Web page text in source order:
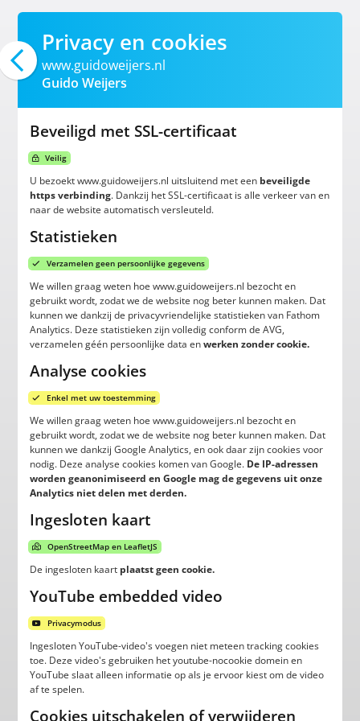
Privacy en cookies
www.guidoweijers.nl
Guido Weijers
Beveiligd met SSL-certificaat
Veilig
U bezoekt www.guidoweijers.nl uitsluitend met een beveiligde
https verbinding. Dankzij het SSL-certificaat is alle verkeer van en
naar de website automatisch versleuteld.
Statistieken
Verzamelen geen persoonlijke gegevens
We willen graag weten hoe www.guidoweijers.nl bezocht en
gebruikt wordt, zodat we de website nog beter kunnen maken. Dat
kunnen we dankzij de privacyvriendelijke statistieken van Fathom
Analytics. Deze statistieken zijn volledig conform de AVG,
verzamelen géén persoonlijke data enwerken zonder cookie.
Analyse cookies
Enkel met uw toestemming
We willen graag weten hoe www.guidoweijers.nl bezocht en
gebruikt wordt, zodat we de website nog beter kunnen maken. Dat
kunnen we dankzij Google Analytics, en ook daar zijn cookies voor
nodig. Deze analyse cookies komen van Google. De IP-adressen
worden geanonimiseerd en Google mag de gegevens uit onze
Analytics niet delen met derden.
Ingesloten kaart
OpenStreetMap en LeafletJS
De ingesloten kaart plaatst geen cookie.
YouTube embedded video
Privacymodus
Ingesloten YouTube-video's voegen niet meteen tracking cookies
toe. Deze video's gebruiken het youtube-nocookie domein en
YouTube slaat alleen informatie op als je ervoor kiest om de video
af te spelen.
Cookies uitschakelen of verwijderen